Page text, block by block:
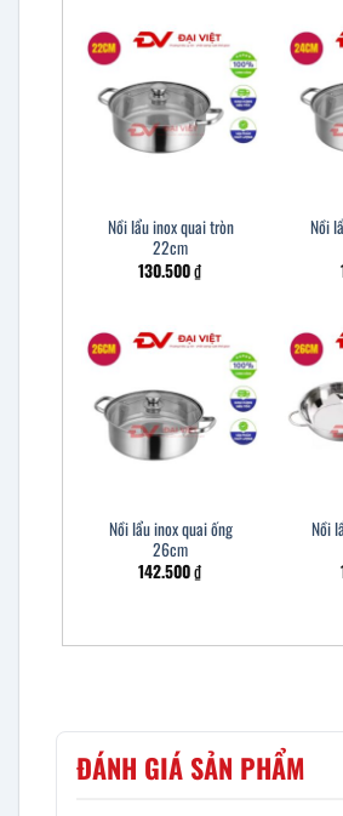
Nồi lẩu inox quai tròn
22cm
130.500₫
Nồi
Nồi lẩu inox quai ống
26cm
142.500₫
Nồi
ĐÁNH GIÁ SẢN PHẨM